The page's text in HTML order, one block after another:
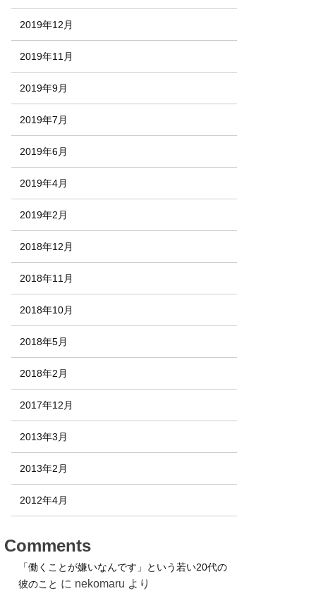
2019年12月
2019年11月
2019年9月
2019年7月
2019年6月
2019年4月
2019年2月
2018年12月
2018年11月
2018年10月
2018年5月
2018年2月
2017年12月
2013年3月
2013年2月
2012年4月
Comments
「働くことが嫌いなんです」という若い20代の
彼のこと に nekomaru より